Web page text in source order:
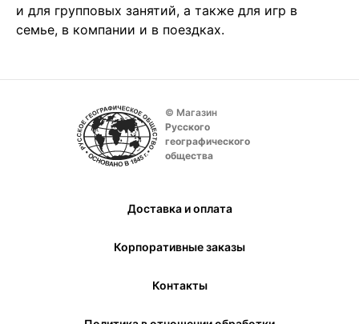
и для групповых занятий, а также для игр в
семье, в компании и в поездках.
© Магазин
Русского
географического
общества
Доставка и оплата
Корпоративные заказы
Контакты